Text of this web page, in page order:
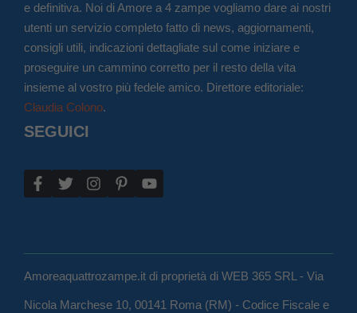
e definitiva. Noi di Amore a 4 zampe vogliamo dare ai nostri
utenti un servizio completo fatto di news, aggiornamenti,
consigli utili, indicazioni dettagliate sul come iniziare e
proseguire un cammino corretto per il resto della vita
insieme al vostro più fedele amico. Direttore editoriale:
Claudia Colono.
SEGUICI
Amoreaquattrozampe.it di proprietà di WEB 365 SRL - Via
Nicola Marchese 10, 00141 Roma (RM) - Codice Fiscale e